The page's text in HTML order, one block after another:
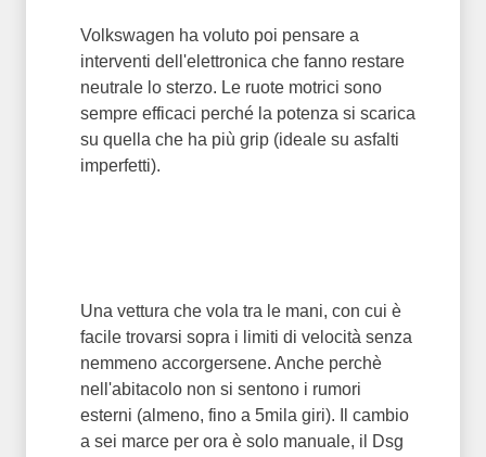
Volkswagen ha voluto poi pensare a
interventi dell'elettronica che fanno restare
neutrale lo sterzo. Le ruote motrici sono
sempre efficaci perché la potenza si scarica
su quella che ha più grip (ideale su asfalti
imperfetti).
Una vettura che vola tra le mani, con cui è
facile trovarsi sopra i limiti di velocità senza
nemmeno accorgersene. Anche perchè
nell'abitacolo non si sentono i rumori
esterni (almeno, fino a 5mila giri). Il cambio
a sei marce per ora è solo manuale, il Dsg